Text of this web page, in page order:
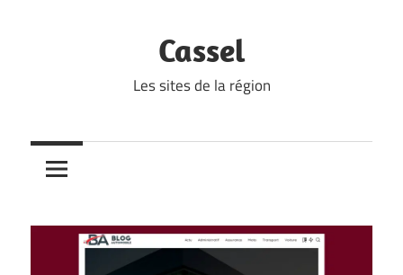
Cassel
Les sites de la région